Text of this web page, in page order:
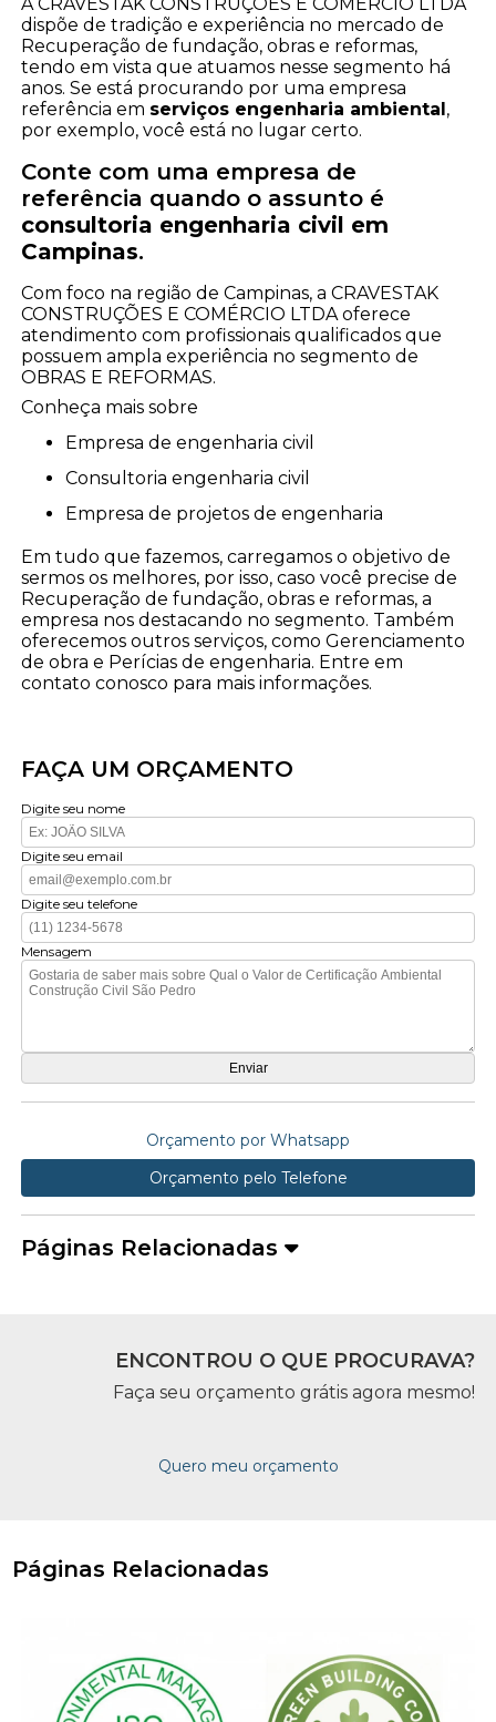
dispõe de tradição e experiência no mercado de
Recuperação de fundação, obras e reformas,
tendo em vista que atuamos nesse segmento há
anos. Se está procurando por uma empresa
referência em serviços engenharia ambiental,
por exemplo, você está no lugar certo.
Conte com uma empresa de
referência quando o assunto é
consultoria engenharia civil em
Campinas.
Com foco na região de Campinas, a CRAVESTAK
CONSTRUÇÕES E COMÉRCIO LTDA oferece
atendimento com profissionais qualificados que
possuem ampla experiência no segmento de
OBRAS E REFORMAS.
Conheça mais sobre
empresa de engenharia civil
consultoria engenharia civil
empresa de projetos de engenharia
Em tudo que fazemos, carregamos o objetivo de
sermos os melhores, por isso, caso você precise de
Recuperação de fundação, obras e reformas, a
empresa nos destacando no segmento. Também
oferecemos outros serviços, como Gerenciamento
de obra e Perícias de engenharia. Entre em
contato conosco para mais informações.
FAÇA UM ORÇAMENTO
Digite seu nome
Digite seu email
Digite seu telefone
Mensagem
Orçamento por Whatsapp
Orçamento pelo Telefone
Páginas Relacionadas
ENCONTROU O QUE PROCURAVA?
Faça seu orçamento grátis agora mesmo!
Quero meu orçamento
Páginas Relacionadas